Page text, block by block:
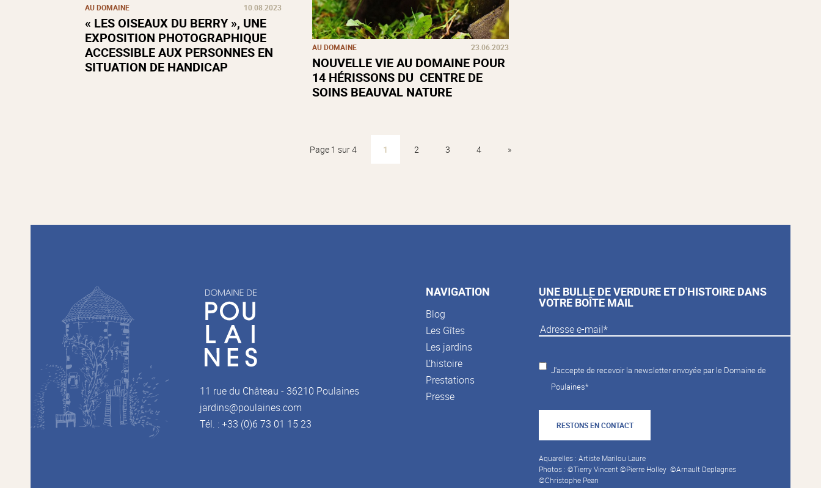
AU DOMAINE 10.08.2023
« LES OISEAUX DU BERRY », UNE
EXPOSITION PHOTOGRAPHIQUE
ACCESSIBLE AUX PERSONNES EN
SITUATION DE HANDICAP
AU DOMAINE 23.06.2023
NOUVELLE VIE AU DOMAINE POUR
14 HÉRISSONS DU CENTRE DE
SOINS BEAUVAL NATURE
Page 1 sur 4 1 2 3 4 »
11 rue du Château - 36210 Poulaines
jardins@poulaines.com
Tél. : +33 (0)6 73 01 15 23
NAVIGATION
Blog
Les Gîtes
Les jardins
L’histoire
Prestations
Presse
UNE BULLE DE VERDURE ET D'HISTOIRE DANS
VOTRE BOÎTE MAIL
J'accepte de recevoir la newsletter envoyée par le Domaine de
Poulaines*
RESTONS EN CONTACT
Aquarelles : Artiste Marilou Laure
Photos : ©Tierry Vincent ©Pierre Holley ©Arnault Deplagnes
©Christophe Pean